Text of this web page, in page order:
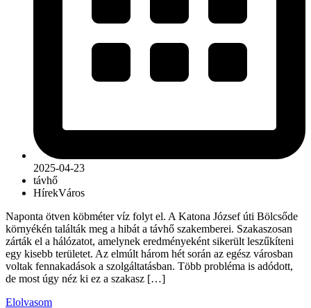
2025-04-23
távhő
HírekVáros
Naponta ötven köbméter víz folyt el. A Katona József úti Bölcsőde
környékén találták meg a hibát a távhő szakemberei. Szakaszosan
zárták el a hálózatot, amelynek eredményeként sikerült leszűkíteni
egy kisebb területet. Az elmúlt három hét során az egész városban
voltak fennakadások a szolgáltatásban. Több probléma is adódott,
de most úgy néz ki ez a szakasz […]
Elolvasom